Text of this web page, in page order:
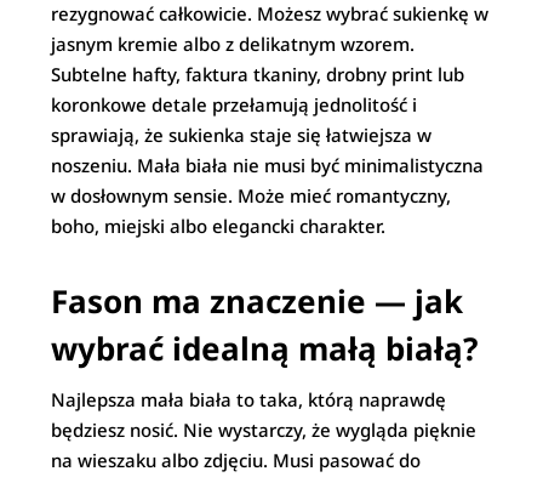
rezygnować całkowicie. Możesz wybrać sukienkę w
jasnym kremie albo z delikatnym wzorem.
Subtelne hafty, faktura tkaniny, drobny print lub
koronkowe detale przełamują jednolitość i
sprawiają, że sukienka staje się łatwiejsza w
noszeniu. Mała biała nie musi być minimalistyczna
w dosłownym sensie. Może mieć romantyczny,
boho, miejski albo elegancki charakter.
Fason ma znaczenie — jak
wybrać idealną małą białą?
Najlepsza mała biała to taka, którą naprawdę
będziesz nosić. Nie wystarczy, że wygląda pięknie
na wieszaku albo zdjęciu. Musi pasować do